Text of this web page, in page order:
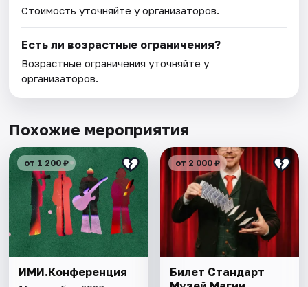
Стоимость уточняйте у организаторов.
Есть ли возрастные ограничения?
Возрастные ограничения уточняйте у
организаторов.
Похожие мероприятия
от 1 200 ₽
ИМИ.Конференция
от 2 000 ₽
Билет Стандарт